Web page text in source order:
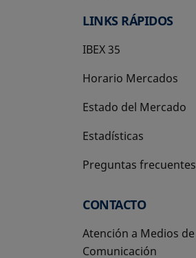
LINKS RÁPIDOS
IBEX 35
Horario Mercados
Estado del Mercado
Estadísticas
Preguntas frecuentes
CONTACTO
Atención a Medios de
Comunicación